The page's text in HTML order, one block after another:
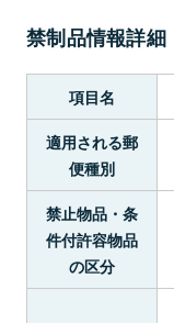
禁制品情報詳細
項目名
適用される郵
便種別
禁止物品・条
件付許容物品
の区分